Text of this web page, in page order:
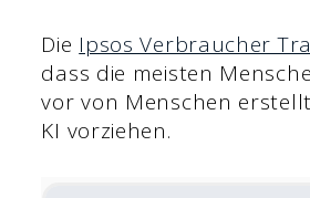
Die Ipsos Verbraucher
dass die meisten
vor von Menschen
KI vorziehen.